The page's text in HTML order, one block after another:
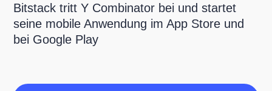
Bitstack tritt Y Combinator bei und startet
seine mobile Anwendung im App Store und
bei Google Play